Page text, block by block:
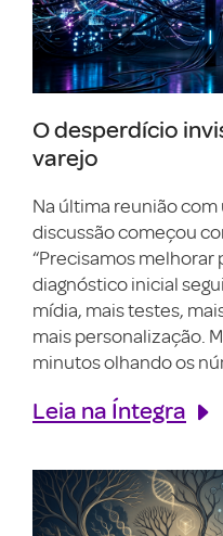
O desperdício
varejo
Na última reunião com
discussão começou
“Precisamos melhorar
diagnóstico inicial
mídia, mais testes,
mais personalização.
minutos olhando os
Leia na Íntegra